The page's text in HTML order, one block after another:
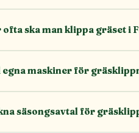
ofta ska man klippa gräset i
egna maskiner för
säsongsavtal för